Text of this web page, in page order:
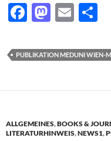
F
e
o
k
M
to
o
E
ail
PUBLIKATION MEDUNI WIEN-
ALLGEMEINES,BOOKS &
LITERATURHINWEIS,NEWS1,